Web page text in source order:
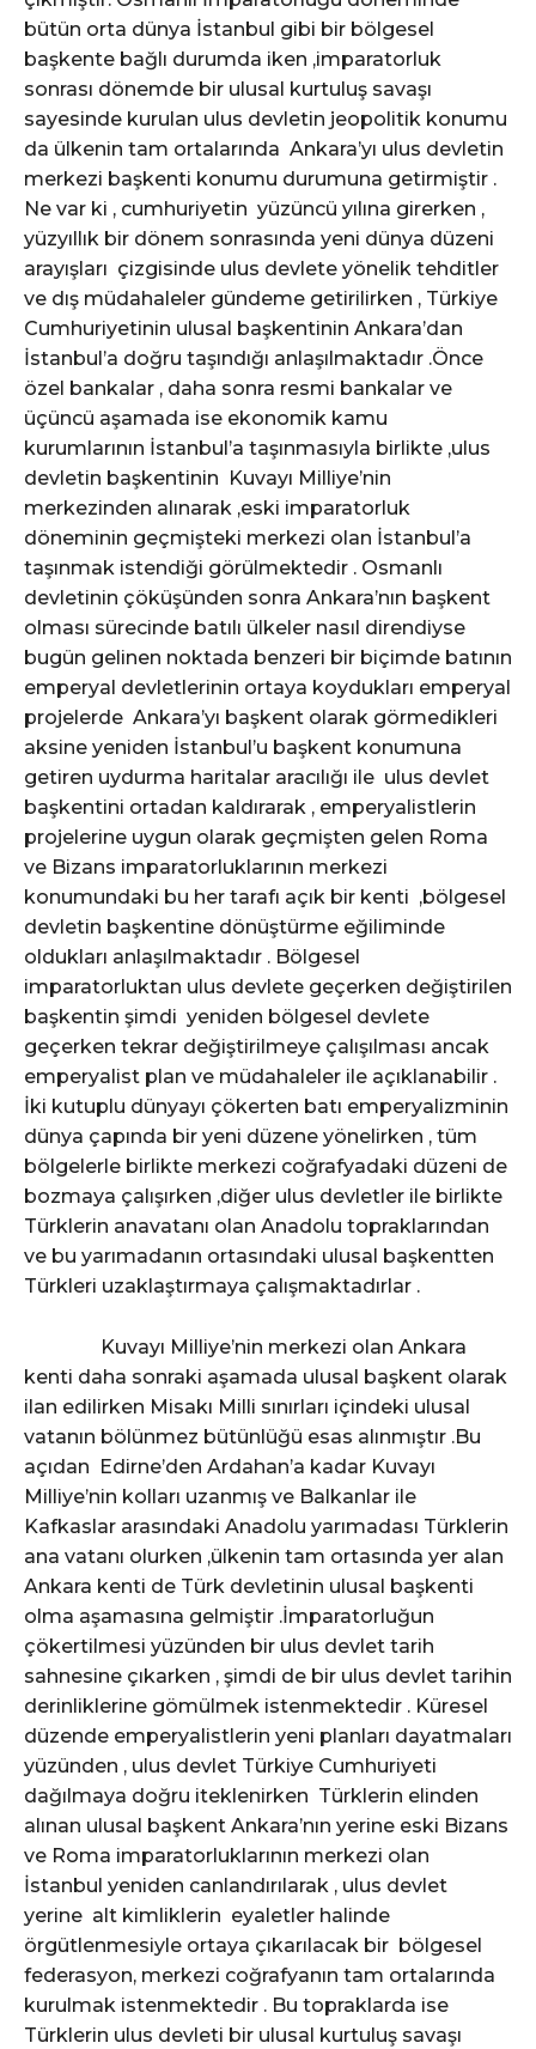
bütün orta dünya İstanbul gibi bir bölgesel
başkente bağlı durumda iken ,imparatorluk
sonrası dönemde bir ulusal kurtuluş savaşı
sayesinde kurulan ulus devletin jeopolitik konumu
da ülkenin tam ortalarında Ankara’yı ulus devletin
merkezi başkenti konumu durumuna getirmiştir .
Ne var ki , cumhuriyetin yüzüncü yılına girerken ,
yüzyıllık bir dönem sonrasında yeni dünya düzeni
arayışları çizgisinde ulus devlete yönelik tehditler
ve dış müdahaleler gündeme getirilirken , Türkiye
Cumhuriyetinin ulusal başkentinin Ankara’dan
İstanbul’a doğru taşındığı anlaşılmaktadır .Önce
özel bankalar , daha sonra resmi bankalar ve
üçüncü aşamada ise ekonomik kamu
kurumlarının İstanbul’a taşınmasıyla birlikte ,ulus
devletin başkentinin Kuvayı Milliye’nin
merkezinden alınarak ,eski imparatorluk
döneminin geçmişteki merkezi olan İstanbul’a
taşınmak istendiği görülmektedir . Osmanlı
devletinin çöküşünden sonra Ankara’nın başkent
olması sürecinde batılı ülkeler nasıl direndiyse
bugün gelinen noktada benzeri bir biçimde batının
emperyal devletlerinin ortaya koydukları emperyal
projelerde Ankara’yı başkent olarak görmedikleri
aksine yeniden İstanbul’u başkent konumuna
getiren uydurma haritalar aracılığı ile ulus devlet
başkentini ortadan kaldırarak , emperyalistlerin
projelerine uygun olarak geçmişten gelen Roma
ve Bizans imparatorluklarının merkezi
konumundaki bu her tarafı açık bir kenti ,bölgesel
devletin başkentine dönüştürme eğiliminde
oldukları anlaşılmaktadır . Bölgesel
imparatorluktan ulus devlete geçerken değiştirilen
başkentin şimdi yeniden bölgesel devlete
geçerken tekrar değiştirilmeye çalışılması ancak
emperyalist plan ve müdahaleler ile açıklanabilir .
İki kutuplu dünyayı çökerten batı emperyalizminin
dünya çapında bir yeni düzene yönelirken , tüm
bölgelerle birlikte merkezi coğrafyadaki düzeni de
bozmaya çalışırken ,diğer ulus devletler ile birlikte
Türklerin anavatanı olan Anadolu topraklarından
ve bu yarımadanın ortasındaki ulusal başkentten
Türkleri uzaklaştırmaya çalışmaktadırlar .
Kuvayı Milliye’nin merkezi olan Ankara
kenti daha sonraki aşamada ulusal başkent olarak
ilan edilirken Misakı Milli sınırları içindeki ulusal
vatanın bölünmez bütünlüğü esas alınmıştır .Bu
açıdan Edirne’den Ardahan’a kadar Kuvayı
Milliye’nin kolları uzanmış ve Balkanlar ile
Kafkaslar arasındaki Anadolu yarımadası Türklerin
ana vatanı olurken ,ülkenin tam ortasında yer alan
Ankara kenti de Türk devletinin ulusal başkenti
olma aşamasına gelmiştir .İmparatorluğun
çökertilmesi yüzünden bir ulus devlet tarih
sahnesine çıkarken , şimdi de bir ulus devlet tarihin
derinliklerine gömülmek istenmektedir . Küresel
düzende emperyalistlerin yeni planları dayatmaları
yüzünden , ulus devlet Türkiye Cumhuriyeti
dağılmaya doğru iteklenirken Türklerin elinden
alınan ulusal başkent Ankara’nın yerine eski Bizans
ve Roma imparatorluklarının merkezi olan
İstanbul yeniden canlandırılarak , ulus devlet
yerine alt kimliklerin eyaletler halinde
örgütlenmesiyle ortaya çıkarılacak bir bölgesel
federasyon, merkezi coğrafyanın tam ortalarında
kurulmak istenmektedir . Bu topraklarda ise
Türklerin ulus devleti bir ulusal kurtuluş savaşı